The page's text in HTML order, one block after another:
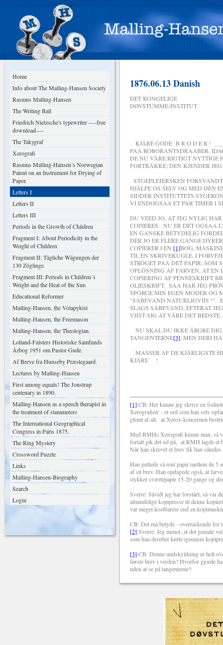
Home
Info about The Malling-Hansen Society
Rasmus Malling-Hansen
The Writing Ball
Friedrich Nietzsche's typewriter ----free
download----
The Takygraf
Xerografi
Rasmus Malling-Hansen’s Norwegian
Patent on an Instrument for Drying of
Paper.
Letters I
Letters II
Letters III
Periods in the Growth of Children
Fragment I: About Periodicity in the
Weight of Children
Fragment II: Tägliche Wägungen der
130 Zöglinge
Fragment III: Periods in Children´s
Weight and the Heat of the Sun
Educational Reformer
Malling-Hansen, the Volapykist
Malling-Hansen, the Freemason
Malling-Hansen, the Theologian.
Lolland-Falsters Historiske Samfunds
Årbog 1951 om Pastor Gude.
Af Breve fra Hunseby Præstegaard.
Lectures by Malling-Hansen
First among equals! The Jonstrup
centenary in 1890.
Malling-Hansen as a speech therapist in
the treatment of stammerers
The International Geographical
Congress in Paris 1875.
The Ring Mystery
Crossword Puzzle
Links
Malling-Hansen-Biography
Search
Login
1876.06.13 Danish
DET KONGELIGE
DØVSTUMME-INSTITUT
KJÄRE GODE B R O D E R ! _ _
PAA ROBORANTSDRAABER.
DE NU VÄRE RIGTIGT NYTTIGE
FORTRÄKKE; DEN KJENDER
SYGEPLEJERSKEN
HJÄLPE OS SELV OG MED DEN
SIDDER INSTITUTTETS
VI ENDOGSAA ET PAR TIMER I
DU VEED JO, AT JEG NYLIG
COPIERES. NU ER DET OGSAA
EN GANSKE BETYDELIG
DER JO ER FLERE GANGE
COPIERER I EN [1]BOG,
TIL EN SKRIVEKUGLE, I
STRÖGET PAA DET PAPIR,
OPLÖSNING AF FARVEN, AT EN
COPIERING AF PENNESKRIFT
OLIESKRIFT. SAA HAR JEG
SPÖRGE MIN EGEN MODER OG
"SÄBEVAND NATURLIGVIIS !".
SLAGS SÄBEVAND, EFTERAT
VIIST SIG AT VÄRE DET
NU SKAL DU IKKE ÄRGRE DIG
TANGENTERNE[3]; MEN DERI
MASSER AF DE KJÄRLIGSTE
KJÄRE !
[1] CB: Her kunne jeg skrive en
Xerografien' - et ord som han selv
glemt af all,
at Xerox-koncernen
Med RMHs Xerografi kunne man, så
fortalt gik det ud på,
at RMH lagde et
Når han skrevet et brev fik han
Han puttede så rent papir mellem de 5
af sit brev. Han opdagede også, at
stykker sværtepapir 15-20 gange og
Sverre: Såvidt jeg har forstået, så var
almindelige kopipresse til denne
var meget kostbarere end en
CB: Det må betyde - overraskende
[2] Sverre: Jeg mener, at det geniale
som han derefter kørte igennem
[3] CB: Denne undskyldning er helt
første brev i verden? Hvorfor gjorde
uden at se på tangenterne?